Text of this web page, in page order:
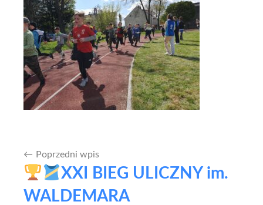
Nawigacja
wpisu
Poprzedni wpis
XXI BIEG ULICZNY im.
WALDEMARA